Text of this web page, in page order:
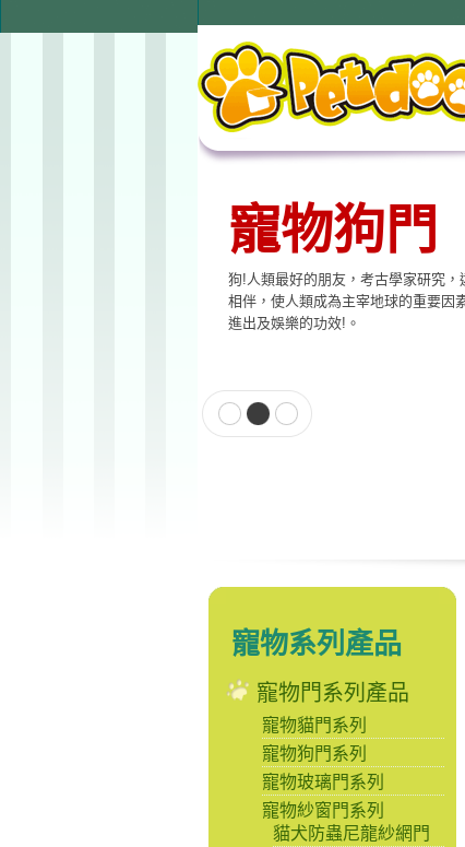
寵物狗門
狗!人類最好的朋友，考古學家研究，
相伴，使人類成為主宰地球的重要因
進出及娛樂的功效!。
寵物系列產品
寵物門系列產品
寵物貓門系列
寵物狗門系列
寵物玻璃門系列
寵物紗窗門系列
貓犬防蟲尼龍紗網門